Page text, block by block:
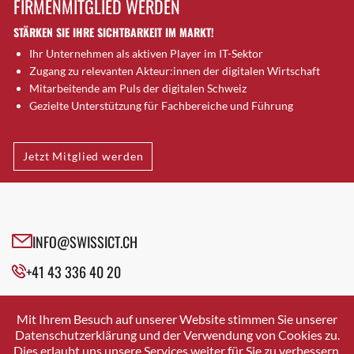
Brütten
Bubendorf
Bubikon
Buchs (SG)
Burgdorf
Bülach
Cazis
Cham
Davos Platz
Davos Platz 1
Dietikon
Dietlikon
FIRMENMITGLIED WERDEN
STÄRKEN SIE IHRE SICHTBARKEIT IM MARKT!
Ihr Unternehmen als aktiven Player im IT-Sektor
Zugang zu relevanten Akteur:innen der digitalen Wirtschaft
Mitarbeitende am Puls der digitalen Schweiz
Gezielte Unterstützung für Fachbereiche und Führung
Jetzt Mitglied werden
INFO@SWISSICT.CH
+41 43 336 40 20
SWISSICT
VULKANSTRASSE 120
8048 ZURICH
Mit Ihrem Besuch auf unserer Website stimmen Sie unserer
Datenschutzerklärung und der Verwendung von Cookies zu.
Dies erlaubt uns unsere Services weiter für Sie zu verbessern.